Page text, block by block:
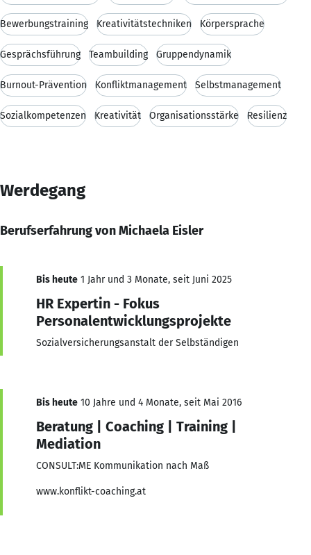
Bewerbungstraining Kreativitätstechniken Körpersprache
Gesprächsführung Teambuilding Gruppendynamik
Burnout-Prävention Konfliktmanagement Selbstmanagement
Sozialkompetenzen Kreativität Organisationsstärke Resilienz
Werdegang
Berufserfahrung von Michaela Eisler
Bis heute 1 Jahr und 3 Monate, seit Juni 2025
HR Expertin - Fokus
Personalentwicklungsprojekte
Sozialversicherungsanstalt der Selbständigen
Bis heute 10 Jahre und 4 Monate, seit Mai 2016
Beratung | Coaching | Training |
Mediation
CONSULT:ME Kommunikation nach Maß
www.konflikt-coaching.at